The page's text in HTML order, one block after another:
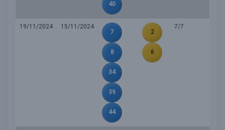
40
19/11/2024
15/11/2024
7
8
34
39
44
2
6
7/7